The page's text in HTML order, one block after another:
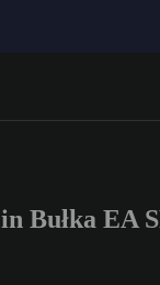
3 characters or
Bułka EA